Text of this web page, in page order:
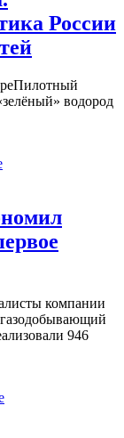
России
водород
компании
946